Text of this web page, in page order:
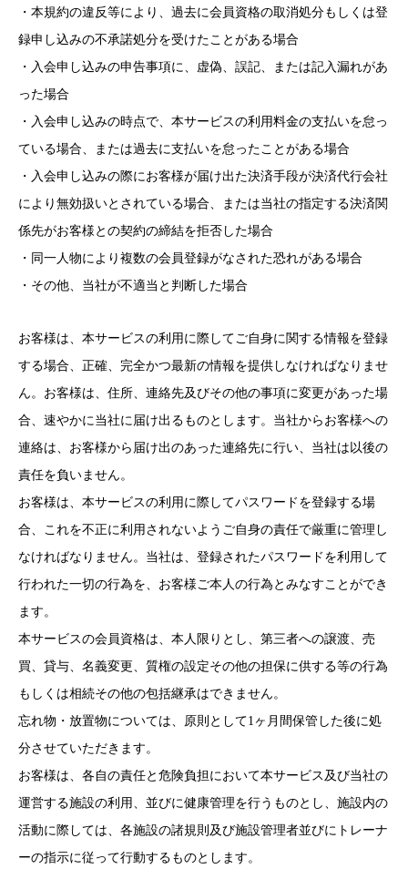
・本規約の違反等により、過去に会員資格の取消処分もしくは登
録申し込みの不承諾処分を受けたことがある場合
・入会申し込みの申告事項に、虚偽、誤記、または記入漏れがあ
った場合
・入会申し込みの時点で、本サービスの利用料金の支払いを怠っ
ている場合、または過去に支払いを怠ったことがある場合
・入会申し込みの際にお客様が届け出た決済手段が決済代行会社
により無効扱いとされている場合、または当社の指定する決済関
係先がお客様との契約の締結を拒否した場合
・同一人物により複数の会員登録がなされた恐れがある場合
・その他、当社が不適当と判断した場合
お客様は、本サービスの利用に際してご自身に関する情報を登録
する場合、正確、完全かつ最新の情報を提供しなければなりませ
ん。お客様は、住所、連絡先及びその他の事項に変更があった場
合、速やかに当社に届け出るものとします。当社からお客様への
連絡は、お客様から届け出のあった連絡先に行い、当社は以後の
責任を負いません。
お客様は、本サービスの利用に際してパスワードを登録する場
合、これを不正に利用されないようご自身の責任で厳重に管理し
なければなりません。当社は、登録されたパスワードを利用して
行われた一切の行為を、お客様ご本人の行為とみなすことができ
ます。
本サービスの会員資格は、本人限りとし、第三者への譲渡、売
買、貸与、名義変更、質権の設定その他の担保に供する等の行為
もしくは相続その他の包括継承はできません。
忘れ物・放置物については、原則として1ヶ月間保管した後に処
分させていただきます。
お客様は、各自の責任と危険負担において本サービス及び当社の
運営する施設の利用、並びに健康管理を行うものとし、施設内の
活動に際しては、各施設の諸規則及び施設管理者並びにトレーナ
ーの指示に従って行動するものとします。